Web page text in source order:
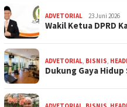
ADVETORIAL 23 Juni 2026
Wakil Ketua DPRD
ADVETORIAL BISNIS
Dukung Gaya